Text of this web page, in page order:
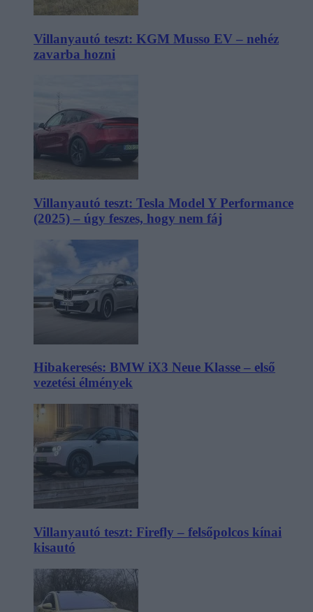
Villanyautó teszt: KGM Musso EV – nehéz
zavarba hozni
Villanyautó teszt: Tesla Model Y Performance
(2025) – úgy feszes, hogy nem fáj
Hibakeresés: BMW iX3 Neue Klasse – első
vezetési élmények
Villanyautó teszt: Firefly – felsőpolcos kínai
kisautó